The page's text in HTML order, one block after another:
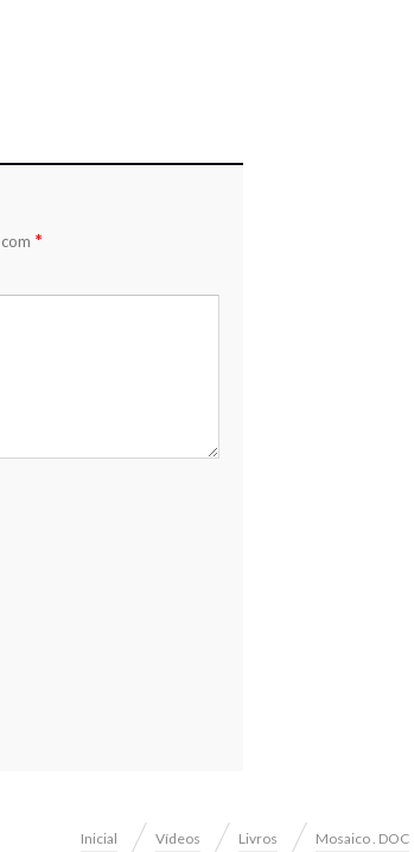
*
Inicial Vídeos Livros Mosaico . DOC